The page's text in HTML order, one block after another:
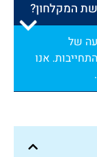
המקלחון?
אנו